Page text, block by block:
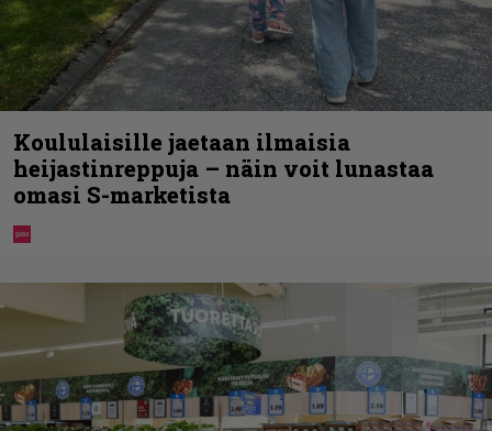
Koululaisille jaetaan ilmaisia
heijastinreppuja – näin voit lunastaa
omasi S-marketista